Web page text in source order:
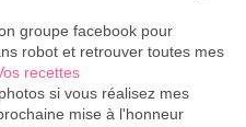
groupe facebook pour
robot et retrouver toutes mes
recettes
si vous réalisez mes
mise à l'honneur